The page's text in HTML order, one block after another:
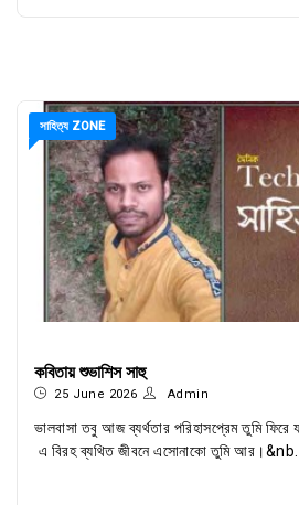
সাহিত্য ZONE
কবিতায় শুভাশিস সাহু
25 June 2026 Admin
ভালবাসা তবু আজ ব্যর্থতার পরিহাসপ্রেম তুমি ফিরে
এ বিরহ ব্যথিত জীবনে এসোনাকো তুমি আর।&nb...